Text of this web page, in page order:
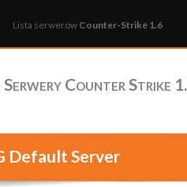
Lista serwerów Counter-Strike 1.6
Serwery Counter Strike
Default Server